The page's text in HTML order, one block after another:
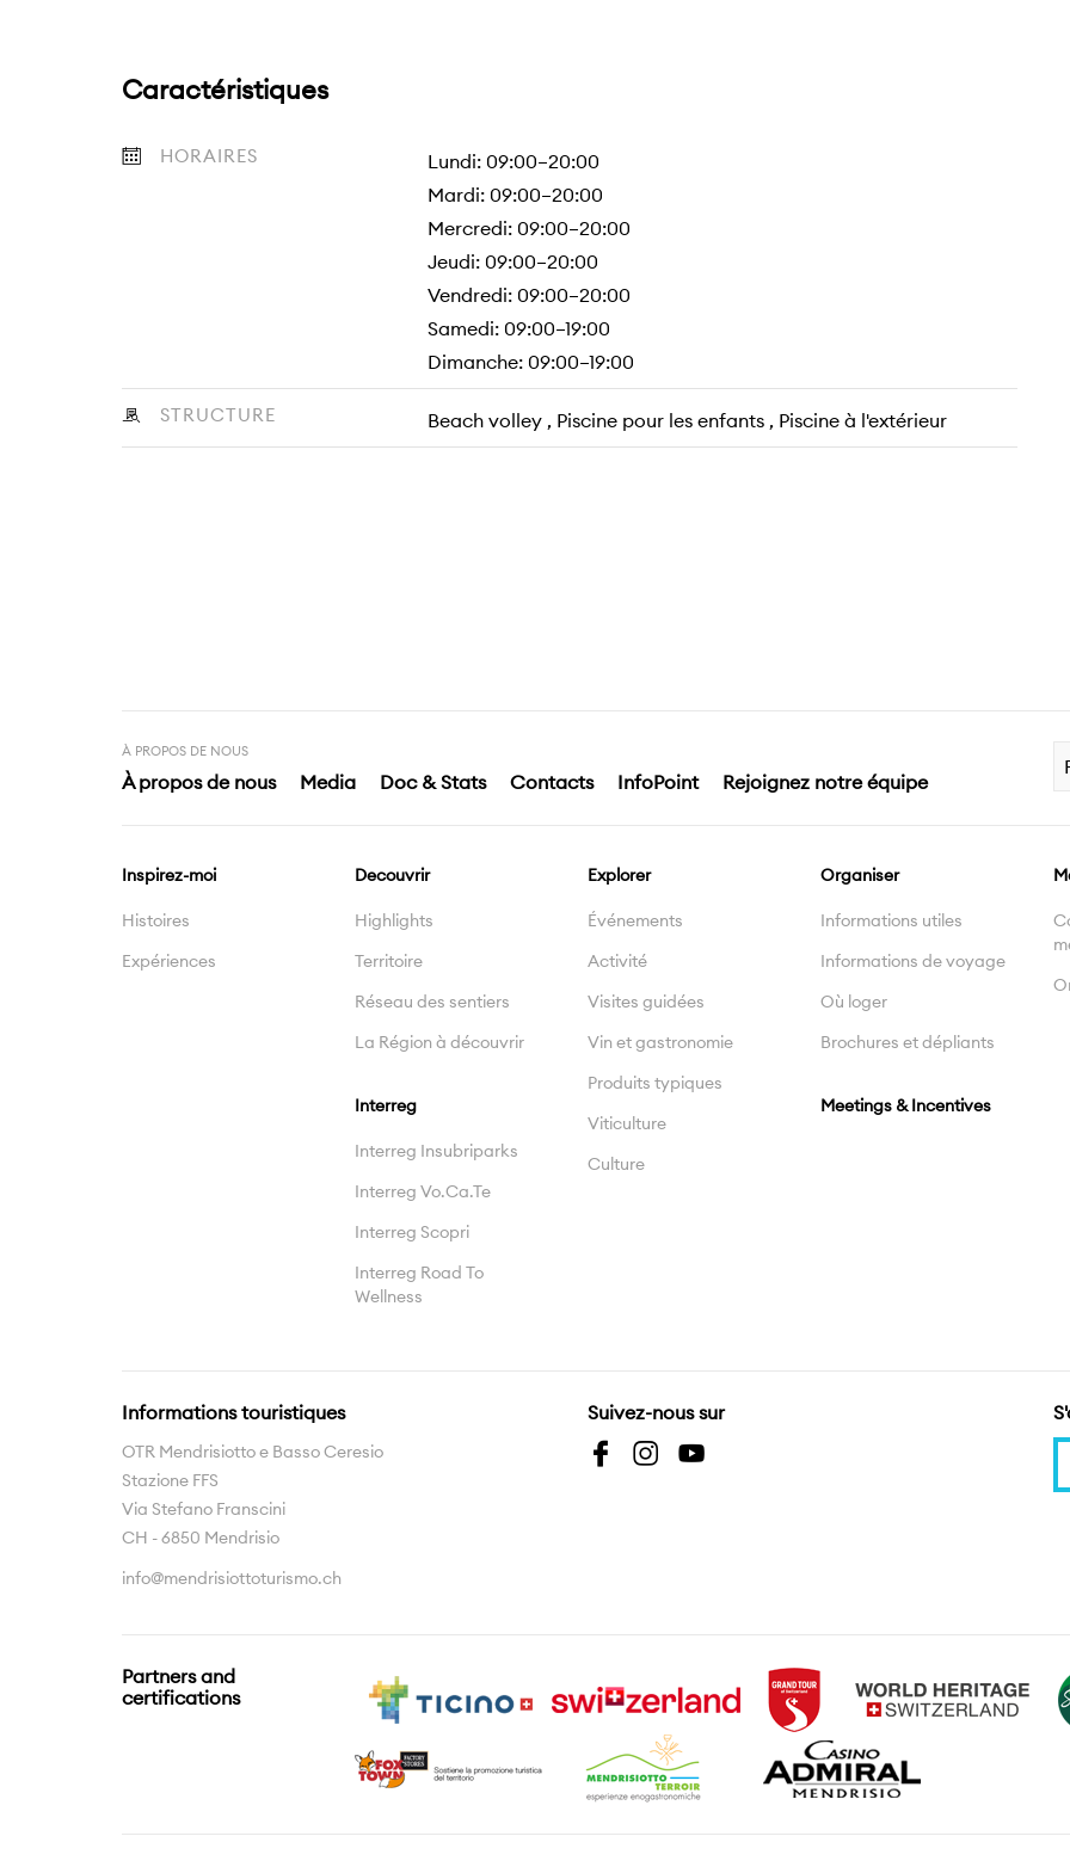
Caractéristiques
HORAIRES
Lundi: 09:00–20:00
Mardi: 09:00–20:00
Mercredi: 09:00–20:00
Jeudi: 09:00–20:00
Vendredi: 09:00–20:00
Samedi: 09:00–19:00
Dimanche: 09:00–19:00
STRUCTURE Beach volley , Piscine pour les enfants , Piscine à l'extérieur
À PROPOS DE NOUS
À propos de nous Media Doc & Stats Contacts InfoPoint Rejoignez notre équipe
Inspirez-moi
Histoires
Expériences
Decouvrir
Highlights
Territoire
Réseau des sentiers
La Région à découvrir
Interreg
Interreg Insubriparks
Interreg Vo.Ca.Te
Interreg Scopri
Interreg Road To
Wellness
Explorer
Événements
Activité
Visites guidées
Vin et gastronomie
Produits typiques
Viticulture
Culture
Organiser
Informations utiles
Informations de voyage
Où loger
Brochures et dépliants
Meetings & Incentives
Informations touristiques
OTR Mendrisiotto e Basso Ceresio
Stazione FFS
Via Stefano Franscini
CH - 6850 Mendrisio
info@mendrisiottoturismo.ch
Suivez-nous sur
Partners and
certifications